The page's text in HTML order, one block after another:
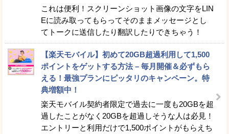
これは便利！スクリーンショット画像の文字をLIN
Eに読み取ってもらってそのままメッセージとし
てトークに送信したり翻訳したりできちゃう！
【楽天モバイル】初めて20GB超過利用して1,500
ポイントをゲットする方法 – 毎月開催＆必ずもら
える！最強プランにピッタリのキャンペーン。特
典増額中！
楽天モバイル契約者限定で過去に一度も20GBを超
過したことがなく20GBを超過しそうな人は必見！
エントリーと利用だけで1,500ポイントがもらえち